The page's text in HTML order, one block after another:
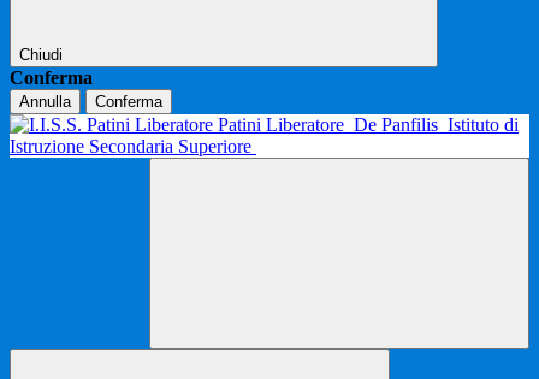
Chiudi
Conferma
Annulla Conferma
Patini Liberatore De Panfilis Istituto di
Istruzione Secondaria Superiore